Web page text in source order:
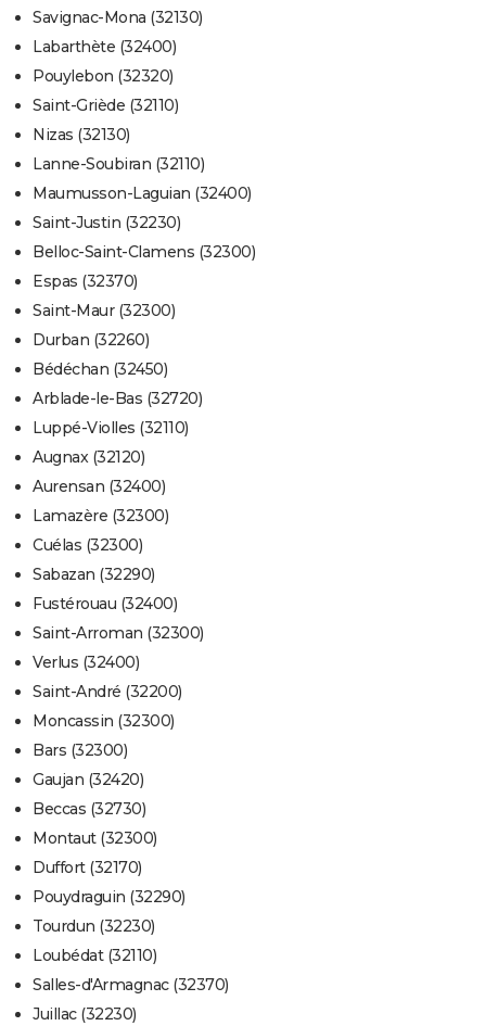
Savignac-Mona (32130)
Labarthète (32400)
Pouylebon (32320)
Saint-Griède (32110)
Nizas (32130)
Lanne-Soubiran (32110)
Maumusson-Laguian (32400)
Saint-Justin (32230)
Belloc-Saint-Clamens (32300)
Espas (32370)
Saint-Maur (32300)
Durban (32260)
Bédéchan (32450)
Arblade-le-Bas (32720)
Luppé-Violles (32110)
Augnax (32120)
Aurensan (32400)
Lamazère (32300)
Cuélas (32300)
Sabazan (32290)
Fustérouau (32400)
Saint-Arroman (32300)
Verlus (32400)
Saint-André (32200)
Moncassin (32300)
Bars (32300)
Gaujan (32420)
Beccas (32730)
Montaut (32300)
Duffort (32170)
Pouydraguin (32290)
Tourdun (32230)
Loubédat (32110)
Salles-d'Armagnac (32370)
Juillac (32230)